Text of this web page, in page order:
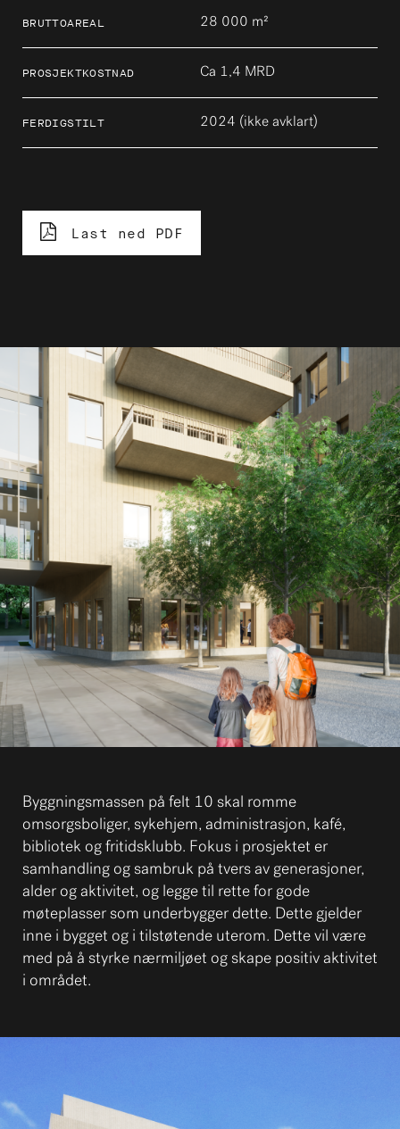
BRUTTOAREAL 28 000 m²
PROSJEKTKOSTNAD Ca 1,4 MRD
FERDIGSTILT 2024 (ikke avklart)
Last ned PDF
Byggningsmassen på felt 10 skal romme
omsorgsboliger, sykehjem, administrasjon, kafé,
bibliotek og fritidsklubb. Fokus i prosjektet er
samhandling og sambruk på tvers av generasjoner,
alder og aktivitet, og legge til rette for gode
møteplasser som underbygger dette. Dette gjelder
inne i bygget og i tilstøtende uterom. Dette vil være
med på å styrke nærmiljøet og skape positiv aktivitet
i området.